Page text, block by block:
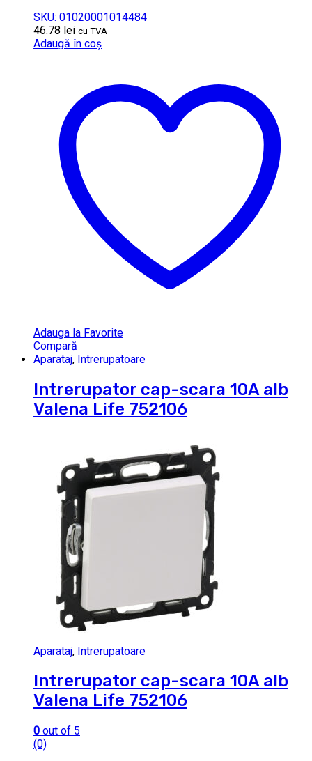
SKU: 01020001014484
46.78 lei cu TVA
Adaugă în coș
Adauga la Favorite
Compară
Aparataj, Intrerupatoare
Intrerupator cap-scara 10A alb
Valena Life 752106
Aparataj, Intrerupatoare
Intrerupator cap-scara 10A alb
Valena Life 752106
0 out of 5
(0)